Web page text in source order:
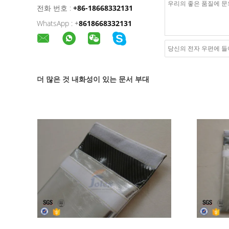
전화 번호 : +86-18668332131
WhatsApp : +8618668332131
더 많은 것 내화성이 있는 문서 부대